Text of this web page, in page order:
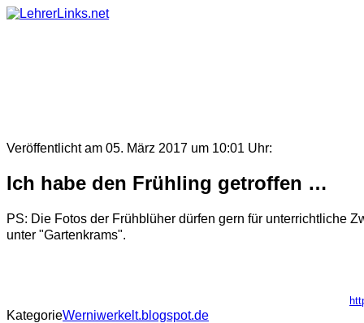
Skip
Veröffentlicht am 05. März 2017 um 10:01 Uhr:
Ich habe den Frühling getroffen …
PS: Die Fotos der Frühblüher dürfen gern für unterrichtliche
unter "Gartenkrams".
KategorieWerniwerkelt.blogspot.de